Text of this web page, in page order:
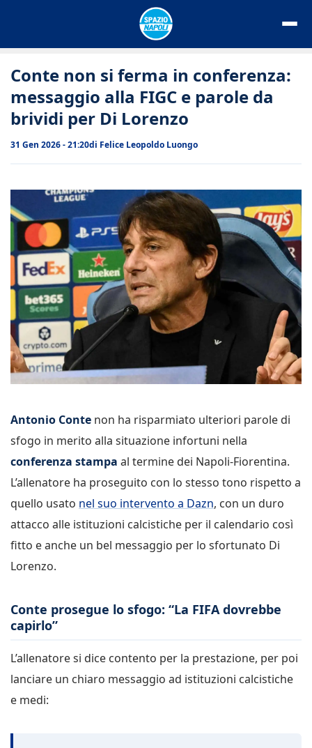
Conte non si ferma in conferenza:
messaggio alla FIGC e parole da
brividi per Di Lorenzo
31 Gen 2026 - 21:20di Felice Leopoldo Luongo
Antonio Conte non ha risparmiato ulteriori parole di
sfogo in merito alla situazione infortuni nella
conferenza stampa al termine dei Napoli-Fiorentina.
L’allenatore ha proseguito con lo stesso tono rispetto a
quello usato nel suo intervento a Dazn, con un duro
attacco alle istituzioni calcistiche per il calendario così
fitto e anche un bel messaggio per lo sfortunato Di
Lorenzo.
Conte prosegue lo sfogo: “La FIFA dovrebbe
capirlo”
L’allenatore si dice contento per la prestazione, per poi
lanciare un chiaro messaggio ad istituzioni calcistiche
e medi: